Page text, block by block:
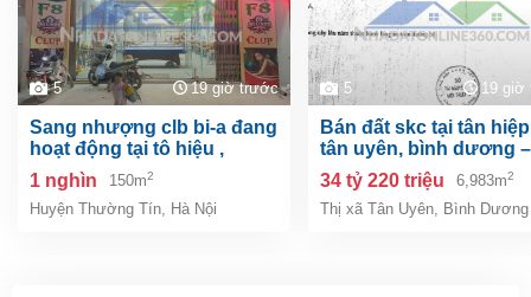
5 19 giờ trước
sang nhượng clb bi-a đang
hoạt động tại tô hiệu ,
thường tín, hà nội
1 nghìn 150m2
Huyện Thường Tín, Hà Nội
5 19 giờ
bán đất skc tại tân hiệp, tp.
tân uyên, bình dương –
6.983m²
34 tỷ 220 triệu 6,983m2
Thị xã Tân Uyên, Bình Dương